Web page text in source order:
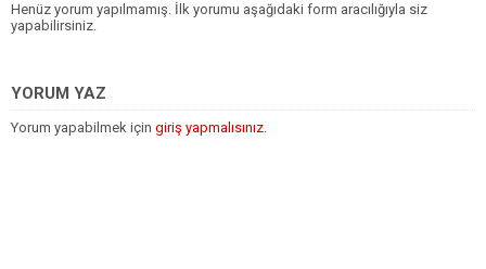
Henüz yorum yapılmamış. İlk yorumu aşağıdaki form aracılığıyla siz
yapabilirsiniz.
YORUM YAZ
Yorum yapabilmek için giriş yapmalısınız.